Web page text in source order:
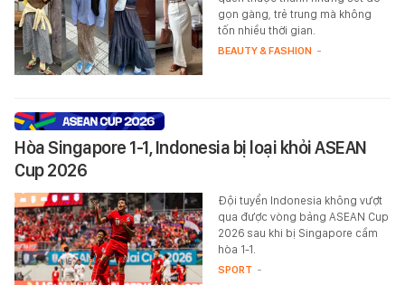
gọn gàng, trẻ trung mà không
tốn nhiều thời gian.
BEAUTY & FASHION -
Hòa Singapore 1-1, Indonesia bị loại khỏi ASEAN
Cup 2026
Đội tuyển Indonesia không vượt
qua được vòng bảng ASEAN Cup
2026 sau khi bị Singapore cầm
hòa 1-1.
SPORT -